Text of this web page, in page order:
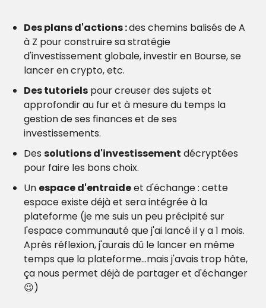
Des plans d'actions : des chemins balisés de A
à Z pour construire sa stratégie
d'investissement globale, investir en Bourse, se
lancer en crypto, etc.
Des tutoriels pour creuser des sujets et
approfondir au fur et à mesure du temps la
gestion de ses finances et de ses
investissements.
Des solutions d'investissement décryptées
pour faire les bons choix.
Un espace d'entraide et d'échange : cette
espace existe déjà et sera intégrée à la
plateforme (je me suis un peu précipité sur
l'espace communauté que j'ai lancé il y a 1 mois.
Après réflexion, j'aurais dû le lancer en même
temps que la plateforme...mais j'avais trop hâte,
ça nous permet déjà de partager et d'échanger
😉)